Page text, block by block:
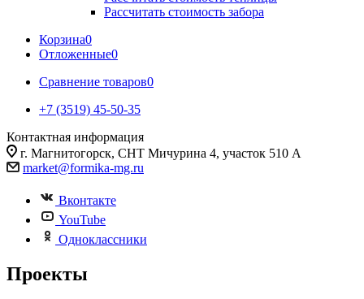
Рассчитать стоимость забора
Корзина0
Отложенные0
Сравнение товаров0
+7 (3519) 45-50-35
Контактная информация
г. Магнитогорск, СНТ Мичурина 4, участок 510 А
market@formika-mg.ru
Вконтакте
YouTube
Одноклассники
Проекты